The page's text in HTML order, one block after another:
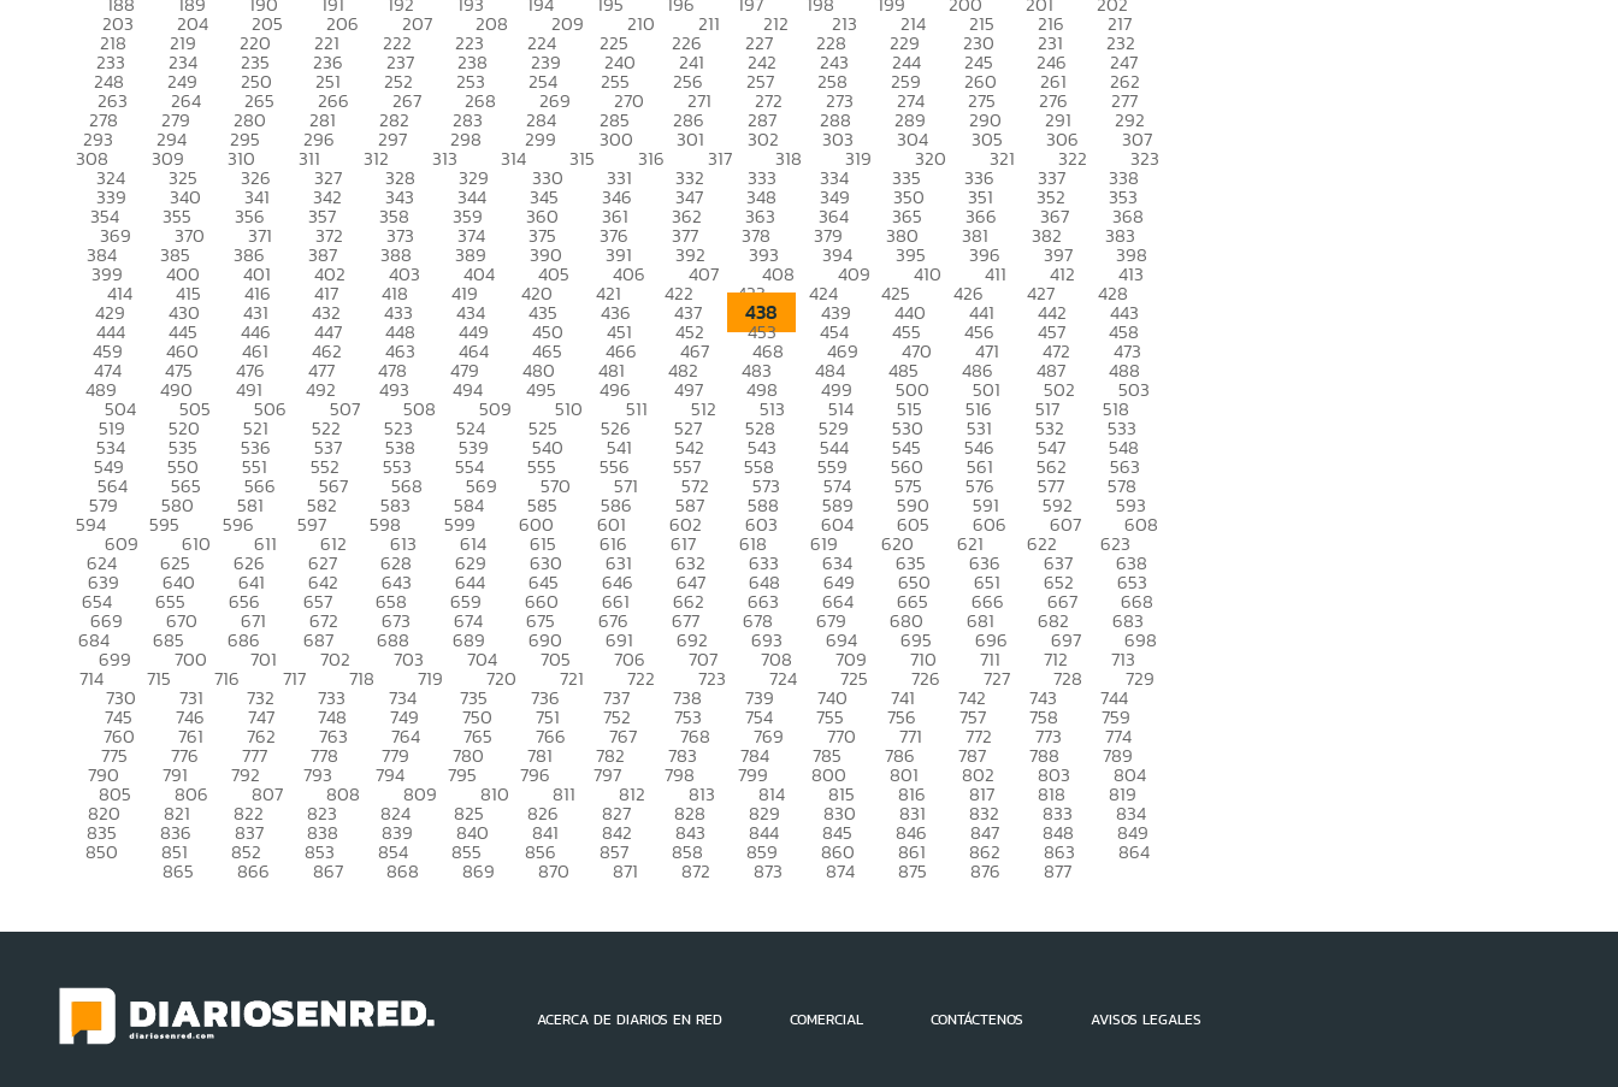
203 204 205 206 207 208 209 210 211 212 213 214 215 216 217
218 219 220 221 222 223 224 225 226 227 228 229 230 231 232
233 234 235 236 237 238 239 240 241 242 243 244 245 246 247
248 249 250 251 252 253 254 255 256 257 258 259 260 261 262
263 264 265 266 267 268 269 270 271 272 273 274 275 276 277
278 279 280 281 282 283 284 285 286 287 288 289 290 291 292
293 294 295 296 297 298 299 300 301 302 303 304 305 306 307
308 309 310 311 312 313 314 315 316 317 318 319 320 321 322 323
324 325 326 327 328 329 330 331 332 333 334 335 336 337 338
339 340 341 342 343 344 345 346 347 348 349 350 351 352 353
354 355 356 357 358 359 360 361 362 363 364 365 366 367 368
369 370 371 372 373 374 375 376 377 378 379 380 381 382 383
384 385 386 387 388 389 390 391 392 393 394 395 396 397 398
399 400 401 402 403 404 405 406 407 408 409 410 411 412 413
414 415 416 417 418 419 420 421 422 423 424 425 426 427 428
429 430 431 432 433 434 435 436 437 438 439 440 441 442 443
444 445 446 447 448 449 450 451 452 453 454 455 456 457 458
459 460 461 462 463 464 465 466 467 468 469 470 471 472 473
474 475 476 477 478 479 480 481 482 483 484 485 486 487 488
489 490 491 492 493 494 495 496 497 498 499 500 501 502 503
504 505 506 507 508 509 510 511 512 513 514 515 516 517 518
519 520 521 522 523 524 525 526 527 528 529 530 531 532 533
534 535 536 537 538 539 540 541 542 543 544 545 546 547 548
549 550 551 552 553 554 555 556 557 558 559 560 561 562 563
564 565 566 567 568 569 570 571 572 573 574 575 576 577 578
579 580 581 582 583 584 585 586 587 588 589 590 591 592 593
594 595 596 597 598 599 600 601 602 603 604 605 606 607 608
609 610 611 612 613 614 615 616 617 618 619 620 621 622 623
624 625 626 627 628 629 630 631 632 633 634 635 636 637 638
639 640 641 642 643 644 645 646 647 648 649 650 651 652 653
654 655 656 657 658 659 660 661 662 663 664 665 666 667 668
669 670 671 672 673 674 675 676 677 678 679 680 681 682 683
684 685 686 687 688 689 690 691 692 693 694 695 696 697 698
699 700 701 702 703 704 705 706 707 708 709 710 711 712 713
714 715 716 717 718 719 720 721 722 723 724 725 726 727 728 729
730 731 732 733 734 735 736 737 738 739 740 741 742 743 744
745 746 747 748 749 750 751 752 753 754 755 756 757 758 759
760 761 762 763 764 765 766 767 768 769 770 771 772 773 774
775 776 777 778 779 780 781 782 783 784 785 786 787 788 789
790 791 792 793 794 795 796 797 798 799 800 801 802 803 804
805 806 807 808 809 810 811 812 813 814 815 816 817 818 819
820 821 822 823 824 825 826 827 828 829 830 831 832 833 834
835 836 837 838 839 840 841 842 843 844 845 846 847 848 849
850 851 852 853 854 855 856 857 858 859 860 861 862 863 864
865 866 867 868 869 870 871 872 873 874 875 876 877
ACERCA DE DIARIOS EN RED COMERCIAL CONTÁCTENOS AVISOS LEGALES